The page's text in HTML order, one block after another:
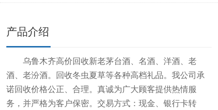
产品介绍
乌鲁木齐高价回收新老茅台酒、名酒、洋酒、老
酒、老汾酒。回收冬虫夏草等各种高档礼品。我公司承
诺回收价格公正、合理。真诚为广大顾客提供热情服
务，并严格为客户保密。交易方式：现金、银行卡转